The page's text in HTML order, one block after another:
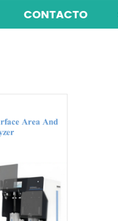
CONTACTO